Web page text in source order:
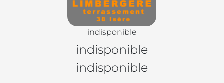
indisponible
indisponible
indisponible